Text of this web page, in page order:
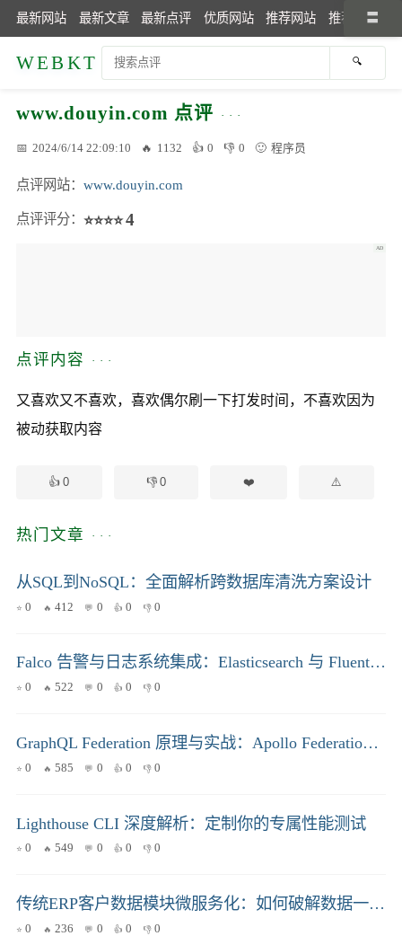
最新网站 最新文章 最新点评 优质网站 推荐网站 推荐文章
WEBKT
www.douyin.com 点评
2024/6/14 22:09:10 1132 0 0 程序员
点评网站 www.douyin.com
点评评分 4
点评内容
又喜欢又不喜欢，喜欢偶尔刷一下打发时间，不喜欢因为
被动获取内容
0 0
热门文章
从SQL到NoSQL：全面解析跨数据库清洗方案设计
0 412 0 0 0
Falco 告警与日志系统集成：Elasticsearch 与 Fluentd 实战
0 522 0 0 0
GraphQL Federation 原理与实战：Apollo Federation 构建可扩展微服务架构深度剖析
0 585 0 0 0
Lighthouse CLI 深度解析：定制你的专属性能测试
0 549 0 0 0
传统ERP客户数据模块微服务化：如何破解数据一致性与维护难题？
0 236 0 0 0